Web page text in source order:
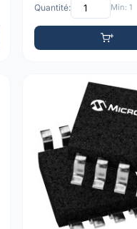
Quantité: Min: 1